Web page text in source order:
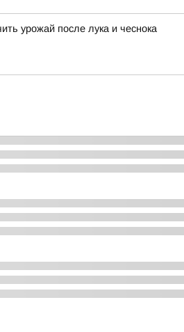
урожай после лука и чеснока